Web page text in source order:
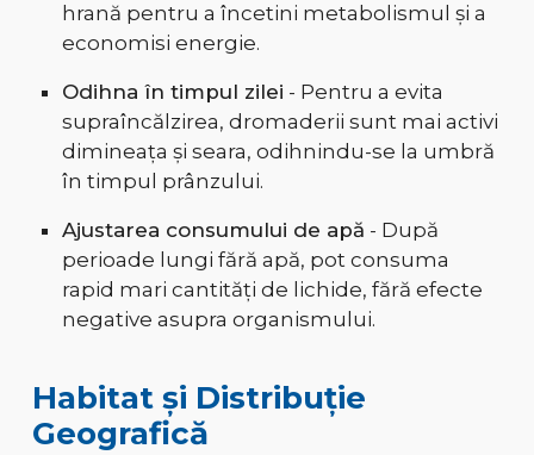
hrană pentru a încetini metabolismul și a
economisi energie.
Odihna în timpul zilei - Pentru a evita
supraîncălzirea, dromaderii sunt mai activi
dimineața și seara, odihnindu-se la umbră
în timpul prânzului.
Ajustarea consumului de apă - După
perioade lungi fără apă, pot consuma
rapid mari cantități de lichide, fără efecte
negative asupra organismului.
Habitat și Distribuție
Geografică